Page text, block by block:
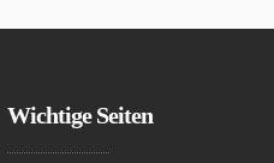
Wichtige Seiten